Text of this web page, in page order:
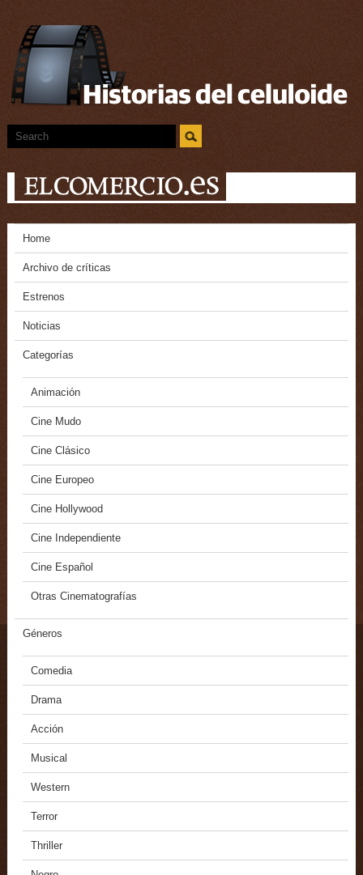
Home
Archivo de críticas
Estrenos
Noticias
Categorías
Animación
Cine Mudo
Cine Clásico
Cine Europeo
Cine Hollywood
Cine Independiente
Cine Español
Otras Cinematografías
Géneros
Comedia
Drama
Acción
Musical
Western
Terror
Thriller